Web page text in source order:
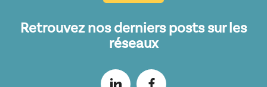
Retrouvez nos derniers posts sur les
réseaux